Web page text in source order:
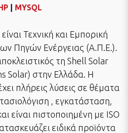
MYSQL
Τεχνική και Εμπορική
Πηγών Ενέργειας (Α.Π.Ε.).
τη Shell Solar
Solar) στην Ελλάδα. Η
πλήρεις λύσεις σε θέματα
, εγκατάσταση,
είναι πιστοποιημένη με ISO
ειδικά προϊόντα